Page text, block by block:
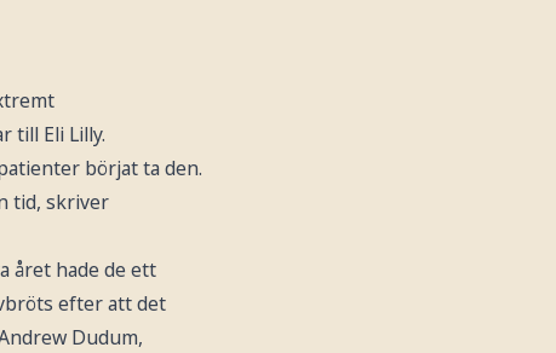
till Eli Lilly.
börjat ta den.
tid, skriver
året hade de ett
efter att det
Dudum,